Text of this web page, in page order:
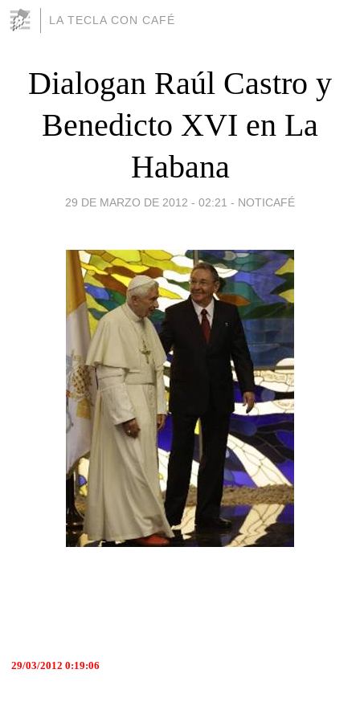
LA TECLA CON CAFÉ
Dialogan Raúl Castro y
Benedicto XVI en La
Habana
29 DE MARZO DE 2012 - 02:21 - NOTICAFÉ
29/03/2012 0:19:06